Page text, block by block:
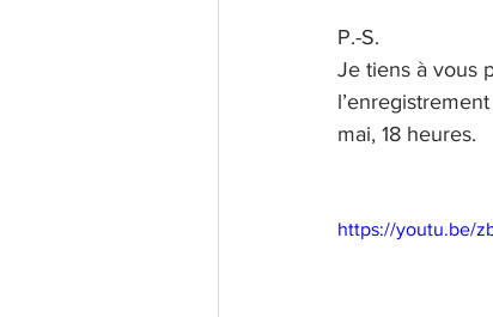
P.-S.
Je tiens à vous
mai, 18 heures.
https://youtu.be/